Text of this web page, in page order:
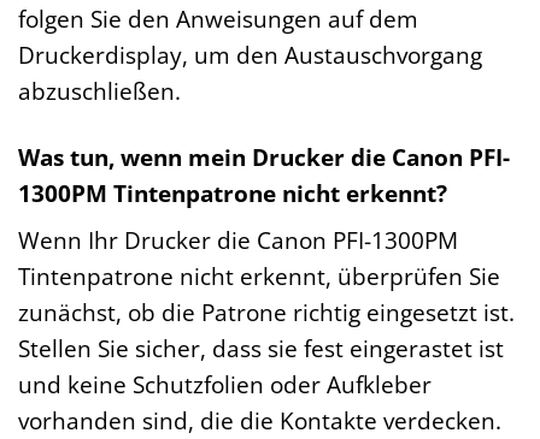
folgen Sie den Anweisungen auf dem
Druckerdisplay, um den Austauschvorgang
abzuschließen.
Was tun, wenn mein Drucker die Canon PFI-
1300PM Tintenpatrone nicht erkennt?
Wenn Ihr Drucker die Canon PFI-1300PM
Tintenpatrone nicht erkennt, überprüfen Sie
zunächst, ob die Patrone richtig eingesetzt ist.
Stellen Sie sicher, dass sie fest eingerastet ist
und keine Schutzfolien oder Aufkleber
vorhanden sind, die die Kontakte verdecken.